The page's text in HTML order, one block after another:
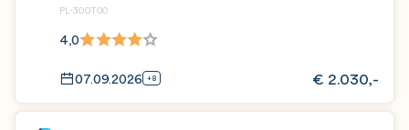
PL-300T00
4,0
07.09.2026 +8 € 2.030,-